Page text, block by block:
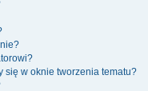
się w oknie tworzenia tematu?